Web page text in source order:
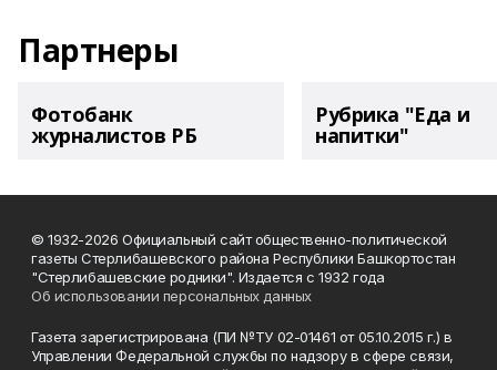
Партнеры
Фотобанк
журналистов РБ
Рубрика "Еда и
напитки"
© 1932-2026 Официальный сайт общественно-политической
газеты Стерлибашевского района Республики Башкортостан
"Стерлибашевские родники". Издается с 1932 года
Об использовании персональных данных
Газета зарегистрирована (ПИ №ТУ 02-01461 от 05.10.2015 г.) в
Управлении Федеральной службы по надзору в сфере связи,